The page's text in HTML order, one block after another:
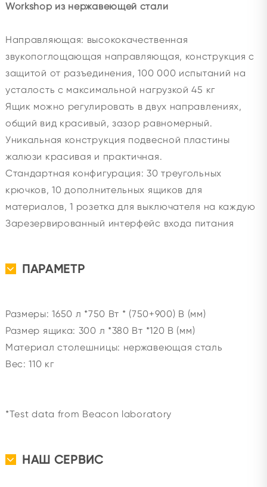
Workshop из нержавеющей стали
Направляющая: высококачественная
звукопоглощающая направляющая, конструкция с
защитой от разъединения, 100 000 испытаний на
усталость с максимальной нагрузкой 45 кг
Ящик можно регулировать в двух направлениях,
общий вид красивый, зазор равномерный.
Уникальная конструкция подвесной пластины
жалюзи красивая и практичная.
Стандартная конфигурация: 30 треугольных
крючков, 10 дополнительных ящиков для
материалов, 1 розетка для выключателя на каждую
Зарезервированный интерфейс входа питания
ПАРАМЕТР
Размеры: 1650 л *750 Вт * (750+900) В (мм)
Размер ящика: 300 л *380 Вт *120 В (мм)
Материал столешницы: нержавеющая сталь
Вес: 110 кг
*Test data from Beacon laboratory
НАШ СЕРВИС